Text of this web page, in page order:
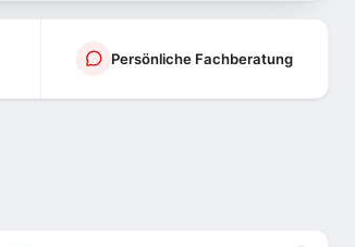
Persönliche Fachberatung